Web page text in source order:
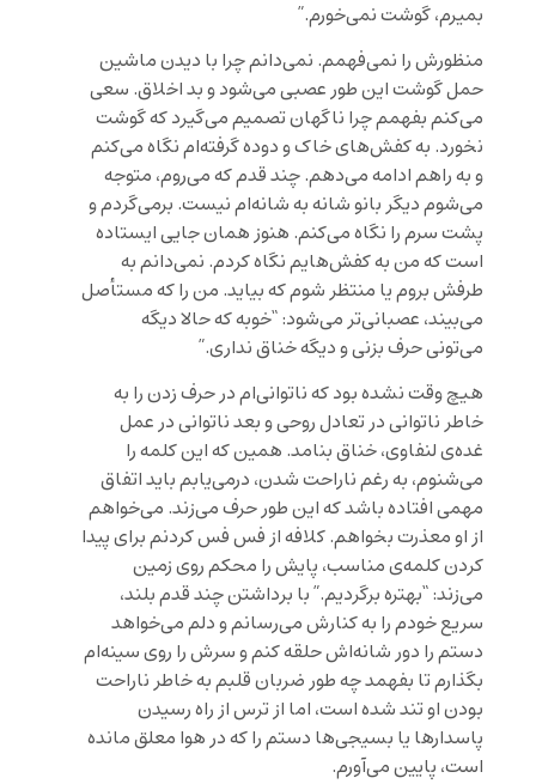
بمیرم، گوشت نمی‌خورم.”
منظورش را نمی‌فهمم. نمی‌دانم چرا با دیدن ماشین
حمل گوشت این طور عصبی می‌شود و بد اخلاق. سعی
می‌کنم بفهمم چرا ناگهان تصمیم می‌گیرد که گوشت
نخورد. به کفش‌های خاک و دوده ‌گرفته‌ام نگاه می‌کنم
و به راهم ادامه می‌دهم. چند قدم که می‌روم، متوجه
می‌شوم دیگر بانو شانه به شانه‌ام نیست. برمی‌گردم و
پشت سرم را نگاه می‌کنم. هنوز همان‌ جایی ایستاده
است که من به کفش‌هایم نگاه کردم. نمی‌دانم به
طرفش بروم یا منتظر شوم که بیاید. من را که مستأصل
می‌بیند، عصبانی‌تر می‌شود: “خوبه که حالا دیگه
می‌تونی حرف بزنی و دیگه خناق نداری.”
هیچ وقت نشده بود که ناتوانی‌‌ام در حرف زدن را به
خاطر ناتوانی در تعادل روحی و بعد ناتوانی در عمل
غده‌ی لنفاوی، خناق بنامد. همین که این کلمه را
می‌شنوم، به رغم ناراحت شدن، درمی‌یابم باید اتفاق
مهمی افتاده باشد که این طور حرف می‌زند. می‌خواهم
از او معذرت بخواهم. کلافه از فس فس کردنم برای پیدا
کردن کلمه‌ی مناسب، پایش را محکم روی زمین
می‌زند: “بهتره برگردیم.” با برداشتن چند قدم بلند،
سریع خودم را به کنارش می‌رسانم و دلم می‌خواهد
دستم را دور شانه‌اش حلقه کنم و سرش را روی سینه‌ام
بگذارم تا بفهمد چه طور ضربان قلبم به خاطر ناراحت
بودن او تند شده است، اما از ترس از راه رسیدن
پاسدارها یا بسیجی‌ها دستم را که در هوا معلق مانده
است، پایین می‌آورم.